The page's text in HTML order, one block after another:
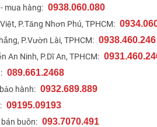
mua hàng: 0938.060.080
P.Tăng Nhơn Phú, TPHCM:
P.Vườn Lài, TPHCM: 0938.460.246
An Ninh, P.Dĩ An, TPHCM:
089.661.2468
hành: 0932.689.889
09195.09193
buôn: 093.7070.491